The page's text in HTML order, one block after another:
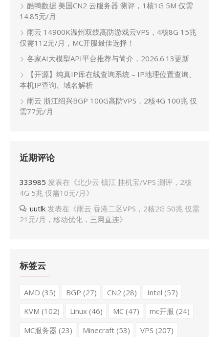
酷鸭数据 美国CN2 云服务器 测评，1核1G 5M 仅需
14.85元/月
雨云 14900K温州双线高防游戏云VPS，4核8G 15兆
仅需112元/月，MC开服最佳选择！
各家AI大模型API平台推荐与简介，2026.6.13更新
【开源】纯真IP库在线查询系统 – IP地理位置查询、
本机IP查询、域名解析
雨云 浙江绍兴BGP 100G高防VPS，2核4G 100兆 仅
需77元/月
近期评论
333985 发表在《北少云 镇江 挂机宝/VPS 测评，2核
4G 5兆 仅需10元/月 》
uutlk 发表在《雨云 香港二区VPS，2核2G 50兆 仅需
21元/月，移动优化，三网直连》
标签云
AMD (35) BGP (27) CN2 (28) Intel (57)
KVM (102) Linux(46) MC(47) mc开服 (24)
MC服务器 (23) Minecraft(53) VPS (207)